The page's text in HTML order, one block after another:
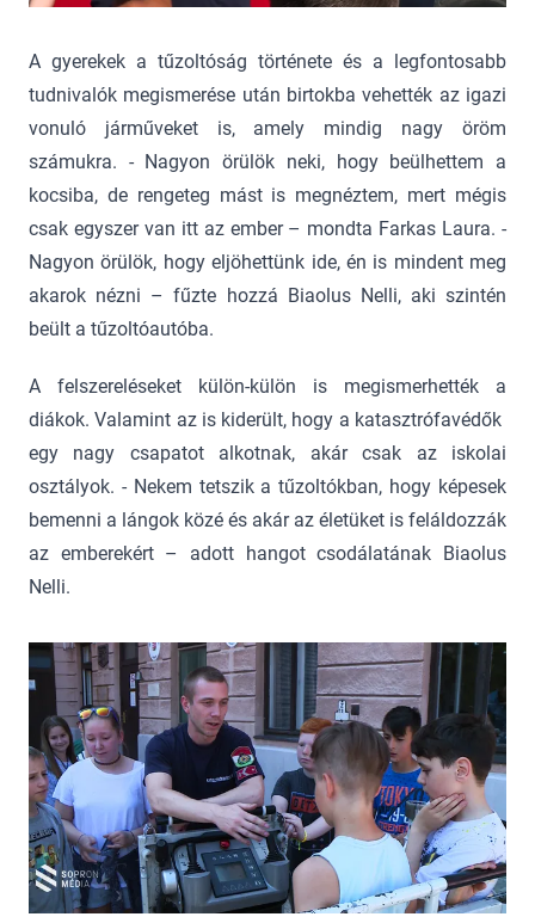
A gyerekek a tűzoltóság története és a legfontosabb
tudnivalók megismerése után birtokba vehették az igazi
vonuló járműveket is, amely mindig nagy öröm
számukra. - Nagyon örülök neki, hogy beülhettem a
kocsiba, de rengeteg mást is megnéztem, mert mégis
csak egyszer van itt az ember – mondta Farkas Laura. -
Nagyon örülök, hogy eljöhettünk ide, én is mindent meg
akarok nézni – fűzte hozzá Biaolus Nelli, aki szintén
beült a tűzoltóautóba.
A felszereléseket külön-külön is megismerhették a
diákok. Valamint az is kiderült, hogy a katasztrófavédők
egy nagy csapatot alkotnak, akár csak az iskolai
osztályok. - Nekem tetszik a tűzoltókban, hogy képesek
bemenni a lángok közé és akár az életüket is feláldozzák
az emberekért – adott hangot csodálatának Biaolus
Nelli.